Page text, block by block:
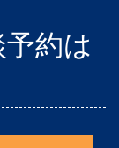
約は